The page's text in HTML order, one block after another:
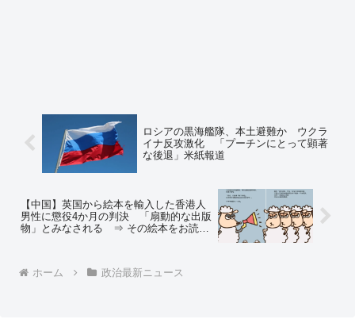
ロシアの黒海艦隊、本土避難か ウクラ
イナ反攻激化 「プーチンにとって顕著
な後退」米紙報道
【中国】英国から絵本を輸入した香港人
男性に懲役4か月の判決 「扇動的な出版
物」とみなされる ⇒ その絵本をお読み
ホーム
政治最新ニュース